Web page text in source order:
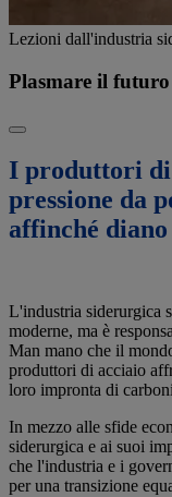
Lezioni dall'industria
Plasmare il
I produttori di
pressione da
affinché
L'industria siderurgica
moderne, ma è
Man mano che il
produttori di acciaio
loro impronta di
In mezzo alle sfide
siderurgica e ai suoi
che l'industria e i
per una transizione